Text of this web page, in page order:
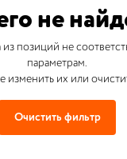
не
позиций не
параметрам.
изменить их или
Очистить фильтр